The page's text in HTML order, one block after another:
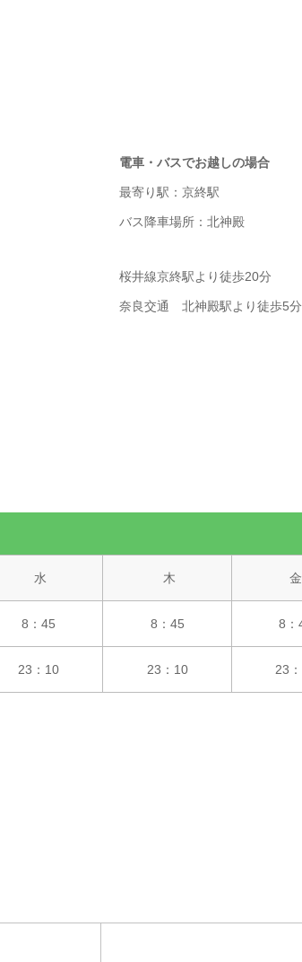
電車・バスでお越しの場合
最寄り駅：京終駅
バス降車場所：北神殿
桜井線京終駅より徒歩20分
奈良交通 北神殿駅より徒歩5分
水 木 金
8：45 8：45 8：
23：10 23：10 23